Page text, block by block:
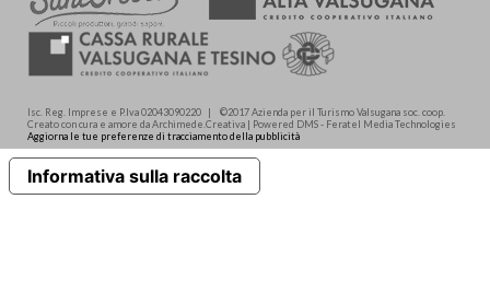
Isc. Reg. Imprese e P.Iva 02043090220 | ©2017 Azienda per il Turismo Valsugana soc. coop.
Creato con cura e amore da Archimede.Creativa | Powered DMS - Feratel Media Technologies
Aggiorna le tue preferenze di tracciamento della pubblicità
Informativa sulla raccolta